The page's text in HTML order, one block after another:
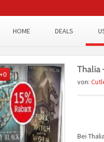
HOME DEALS
+0 Thalia
von:
Bei